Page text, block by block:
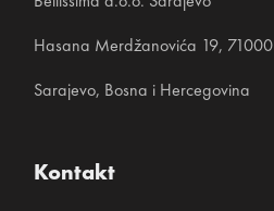
Hasana Merdžanovića 19, 71000
Sarajevo, Bosna i Hercegovina
Kontakt